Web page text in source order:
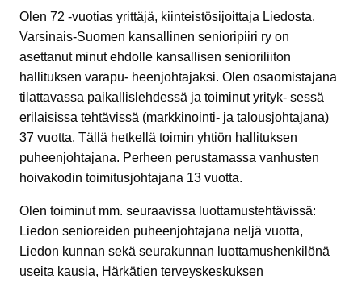
Olen 72 -vuotias yrittäjä, kiinteistösijoittaja Liedosta.
Varsinais-Suomen kansallinen senioripiiri ry on
asettanut minut ehdolle kansallisen senioriliiton
hallituksen varapu- heenjohtajaksi. Olen osaomistajana
tilattavassa paikallislehdessä ja toiminut yrityk- sessä
erilaisissa tehtävissä (markkinointi- ja talousjohtajana)
37 vuotta. Tällä hetkellä toimin yhtiön hallituksen
puheenjohtajana. Perheen perustamassa vanhusten
hoivakodin toimitusjohtajana 13 vuotta.
Olen toiminut mm. seuraavissa luottamustehtävissä:
Liedon senioreiden puheenjohtajana neljä vuotta,
Liedon kunnan sekä seurakunnan luottamushenkilönä
useita kausia, Härkätien terveyskeskuksen